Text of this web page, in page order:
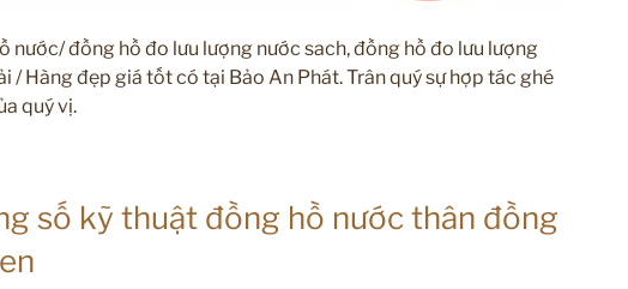
nước/ đồng hồ đo lưu lượng nước sach, đồng hồ đo lưu lượng
/ Hàng đẹp giá tốt có tại Bảo An Phát. Trân quý sự hợp tác ghé
quý vị.
số kỹ thuật đồng hồ nước thân đồng